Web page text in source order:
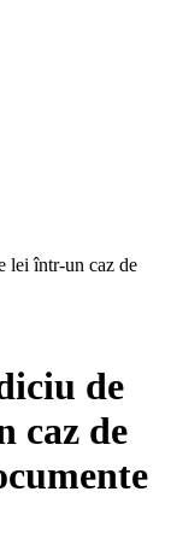
lei într-un caz de
de
caz de